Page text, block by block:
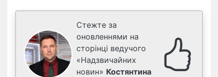
Стежте за
оновленнями на
сторінці ведучого
«Надзвичайних
новин» Костянтина